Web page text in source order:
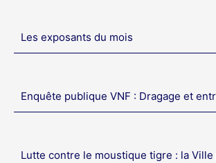
Les exposants du mois
Enquête publique VNF : Dragage et
Lutte contre le moustique tigre : la